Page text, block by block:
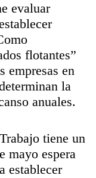
evaluar
flotantes”
empresas en
la
anuales.
tiene un
mayo espera
establecer